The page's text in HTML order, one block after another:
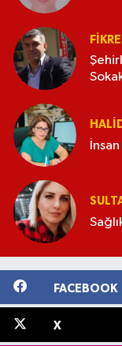
FACEBOOK
X